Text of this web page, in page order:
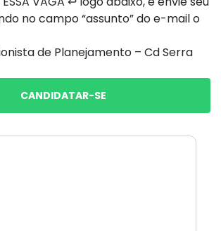
no campo “assunto” do e-mail o
de Planejamento – Cd Serra
CANDIDATAR-SE